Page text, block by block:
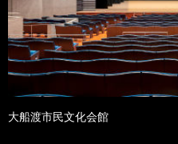
大船渡市民文化会館